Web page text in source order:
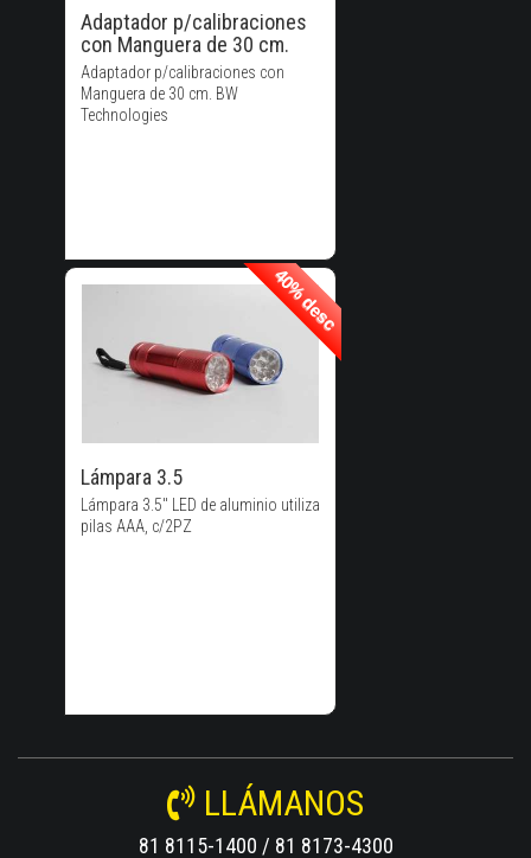
Adaptador p/calibraciones
con Manguera de 30 cm.
Adaptador p/calibraciones con
Manguera de 30 cm. BW
Technologies
40% desc
Lámpara 3.5
Lámpara 3.5" LED de aluminio utiliza
pilas AAA, c/2PZ
40% desc
40% de
Descuento!
LLÁMANOS
81 8115-1400 / 81 8173-4300